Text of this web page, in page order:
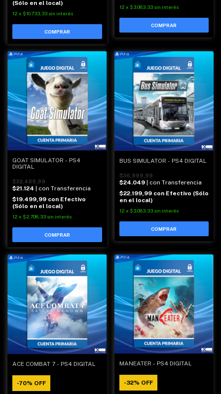
(Sólo en el local)
12 x $10.733,33 sin interés
12 x $3.083,33 sin interés
GOAT SIMULATOR - PS4
DIGITAL
$32.499,99
$21.124
| con Transferencia
$19.499,99 con Efectivo
(Sólo en el local)
12 x $2.708,33 sin interés
BUS SIMULATOR - PS4 DIGITAL
$36.999,99
$24.049 | con Transferencia
$22.199,99 con Efectivo (Sólo
en el local)
12 x $3.083,33 sin interés
ACE COMBAT 7 - PS4 DIGITAL
-70% OFF
MANEATER - PS4 DIGITAL
-32% OFF